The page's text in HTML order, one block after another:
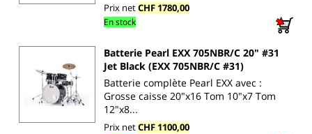
Prix netCHF 1780,00
En stock
Batterie Pearl EXX 705NBR/C 20" #31
Jet Black (EXX 705NBR/C #31)
Batterie complète Pearl EXX avec :
Grosse caisse 20"x16 Tom 10"x7 Tom
12"x8...
Prix netCHF 1100,00